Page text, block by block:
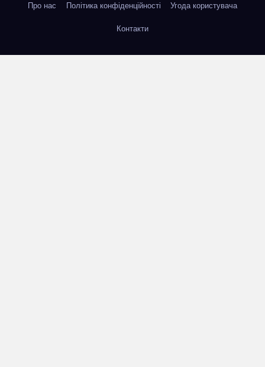
Про нас Політика конфіденційності Угода користувача
Контакти